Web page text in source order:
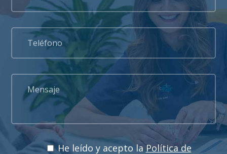
He leído y acepto la Política de